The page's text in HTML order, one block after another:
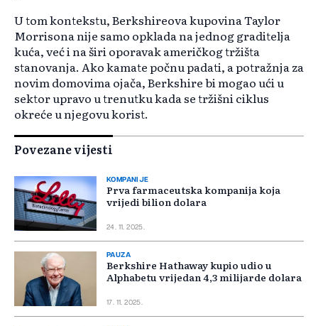
U tom kontekstu, Berkshireova kupovina Taylor
Morrisona nije samo opklada na jednog graditelja
kuća, već i na širi oporavak američkog tržišta
stanovanja. Ako kamate počnu padati, a potražnja za
novim domovima ojača, Berkshire bi mogao ući u
sektor upravo u trenutku kada se tržišni ciklus
okreće u njegovu korist.
Povezane vijesti
KOMPANIJE
Prva farmaceutska kompanija koja
vrijedi bilion dolara
24. 11. 2025.
PAUZA
Berkshire Hathaway kupio udio u
Alphabetu vrijedan 4,3 milijarde dolara
17. 11. 2025.